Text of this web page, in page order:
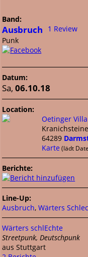
Band:
Ausbruch
Punk
1 Review
Datum:
Sa,06.10.18
Location:
Oetinger Villa
64289
Karte (lädt
Berichte:
Line-Up:
Ausbruch,Wärters
Wärters schlEchte
Streetpunk, Deutschpunk
aus Stuttgart